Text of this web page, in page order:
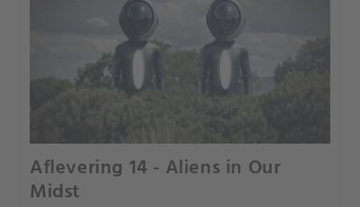
Aflevering 14 - Aliens in Our
Midst